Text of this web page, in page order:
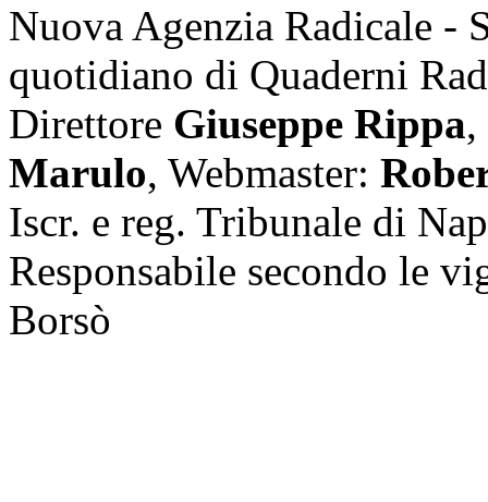
Nuova Agenzia Radicale -
quotidiano di Quaderni
Direttore Giuseppe Rippa,
Marulo, Webmaster:
Iscr. e reg. Tribunale di
Responsabile secondo le
Borsò